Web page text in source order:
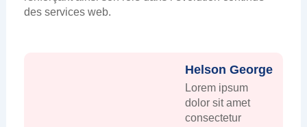
des services web.
Helson George
Lorem ipsum
dolor sit amet
consectetur